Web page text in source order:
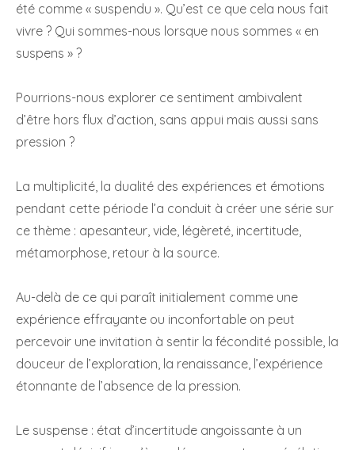
été comme « suspendu ». Qu’est ce que cela nous fait
vivre ? Qui sommes-nous lorsque nous sommes « en
suspens » ?
Pourrions-nous explorer ce sentiment ambivalent
d’être hors flux d’action, sans appui mais aussi sans
pression ?
La multiplicité, la dualité des expériences et émotions
pendant cette période l’a conduit à créer une série sur
ce thème : apesanteur, vide, légèreté, incertitude,
métamorphose, retour à la source.
Au-delà de ce qui paraît initialement comme une
expérience effrayante ou inconfortable on peut
percevoir une invitation à sentir la fécondité possible, la
douceur de l’exploration, la renaissance, l’expérience
étonnante de l’absence de la pression.
Le suspense : état d’incertitude angoissante à un